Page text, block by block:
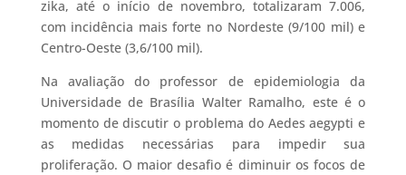
zika, até o início de novembro, totalizaram 7.006,
com incidência mais forte no Nordeste (9/100 mil) e
Centro-Oeste (3,6/100 mil).
Na avaliação do professor de epidemiologia da
Universidade de Brasília Walter Ramalho, este é o
momento de discutir o problema do Aedes aegypti e
as medidas necessárias para impedir sua
proliferação. O maior desafio é diminuir os focos de